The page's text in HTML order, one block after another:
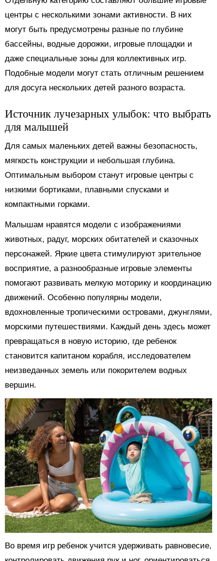
центры с несколькими зонами активности. В них
могут быть предусмотрены разные по глубине
бассейны, водные дорожки, игровые площадки и
даже специальные зоны для коллективных игр.
Подобные модели могут стать отличным решением
для досуга нескольких детей разного возраста.
Источник лучезарных улыбок: что выбрать
для малышей
Для самых маленьких детей важны безопасность,
мягкость конструкции и небольшая глубина.
Оптимальным выбором станут игровые центры с
низкими бортиками, плавными спусками и
компактными горками.
Малышам нравятся модели с изображениями
животных, радуг, морских обитателей и сказочных
персонажей. Яркие цвета стимулируют зрительное
восприятие, а разнообразные игровые элементы
помогают развивать мелкую моторику и координацию
движений. Особенно популярны модели,
вдохновленные тропическими островами, джунглями,
морскими путешествиями. Каждый день здесь может
превращаться в новую историю, где ребенок
становится капитаном корабля, исследователем
неизведанных земель или покорителем водных
вершин.
Во время игр ребенок учится удерживать равновесие,